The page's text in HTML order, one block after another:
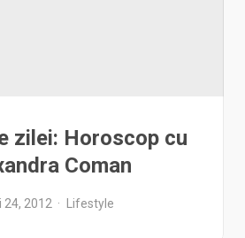
zilei: Horoscop cu
Coman
24, 2012 Lifestyle